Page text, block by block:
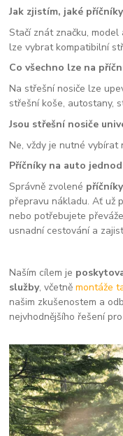
Jak zjistím, jaké
Stačí znát značku,
lze vybrat kompatibilní
Co všechno lze na
Na střešní nosiče lze
střešní koše, autostany,
Jsou střešní nosiče
Ne, vždy je nutné vybírat
Příčníky na auto
Správně zvolené
přepravu nákladu. Ať už
nebo potřebujete
usnadní cestování a
Naším cílem je
služby, včetněmontáže
našim zkušenostem a
nejvhodnějšího řešení